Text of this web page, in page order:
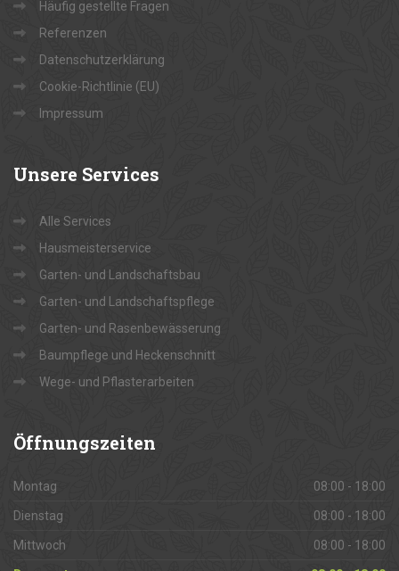
Häufig gestellte Fragen
Referenzen
Datenschutzerklärung
Cookie-Richtlinie (EU)
Impressum
Unsere Services
Alle Services
Hausmeisterservice
Garten- und Landschaftsbau
Garten- und Landschaftspflege
Garten- und Rasenbewässerung
Baumpflege und Heckenschnitt
Wege- und Pflasterarbeiten
Öffnungszeiten
Montag 08:00 - 18:00
Dienstag 08:00 - 18:00
Mittwoch 08:00 - 18:00